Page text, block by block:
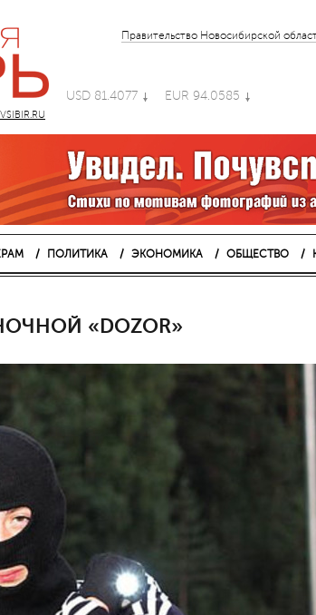
Правительство Новосибирской
USD 81.4077 EUR 94.0585
ПОЛИТИКА ЭКОНОМИКА ОБЩЕСТВО
«DOZOR»